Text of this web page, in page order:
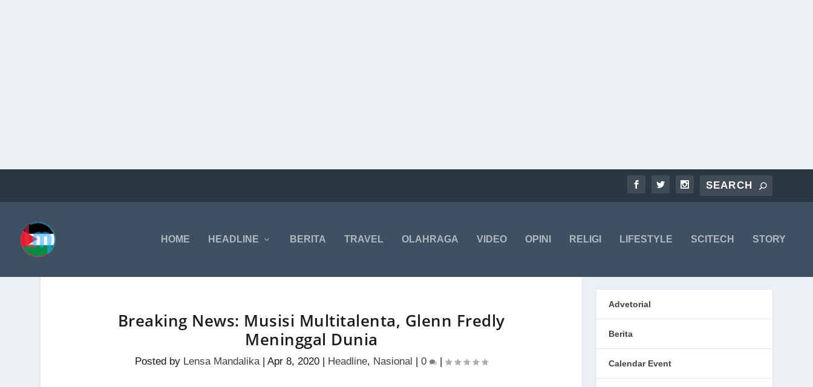
HOME HEADLINE BERITA TRAVEL OLAHRAGA VIDEO OPINI RELIGI LIFESTYLE SCITECH STORY
Breaking News: Musisi Multitalenta, Glenn Fredly
Meninggal Dunia
Posted by Lensa Mandalika|Apr 8, 2020 | Headline, Nasional |0 |
Advetorial
Berita
Calendar Event